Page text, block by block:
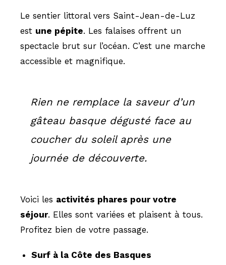
Le sentier littoral vers Saint-Jean-de-Luz
est une pépite. Les falaises offrent un
spectacle brut sur l’océan. C’est une marche
accessible et magnifique.
Rien ne remplace la saveur d’un
gâteau basque dégusté face au
coucher du soleil après une
journée de découverte.
Voici les activités phares pour votre
séjour. Elles sont variées et plaisent à tous.
Profitez bien de votre passage.
Surf à la Côte des Basques